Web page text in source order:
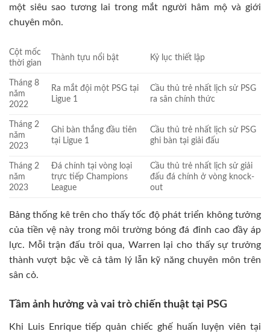
một siêu sao tương lai trong mắt người hâm mộ và giới
chuyên môn.
Cột mốc
thời gian
Thành tựu nổi bật Kỷ lục thiết lập
Tháng 8
năm
2022
Ra mắt đội một PSG tại
Ligue 1
Cầu thủ trẻ nhất lịch sử PSG
ra sân chính thức
Tháng 2
năm
2023
Ghi bàn thắng đầu tiên
tại Ligue 1
Cầu thủ trẻ nhất lịch sử PSG
ghi bàn tại giải đấu
Tháng 2
năm
2023
Đá chính tại vòng loại
trực tiếp Champions
League
Cầu thủ trẻ nhất lịch sử giải
đấu đá chính ở vòng knock-
out
Bảng thống kê trên cho thấy tốc độ phát triển không tưởng
của tiền vệ này trong môi trường bóng đá đỉnh cao đầy áp
lực. Mỗi trận đấu trôi qua, Warren lại cho thấy sự trưởng
thành vượt bậc về cả tâm lý lẫn kỹ năng chuyên môn trên
sân cỏ.
Tầm ảnh hưởng và vai trò chiến thuật tại PSG
Khi Luis Enrique tiếp quản chiếc ghế huấn luyện viên tại